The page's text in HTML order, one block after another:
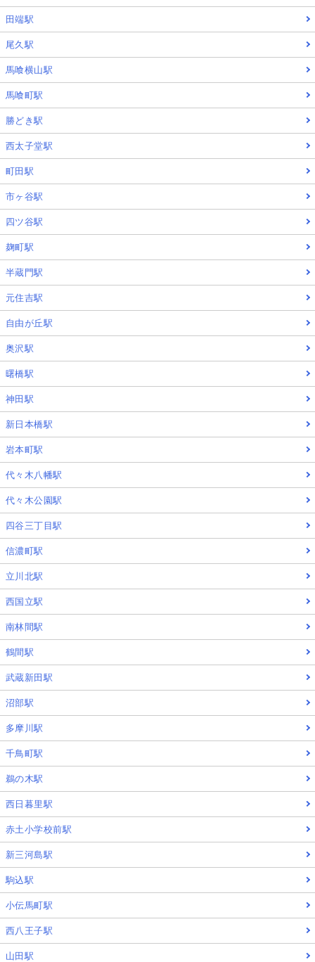
田端駅
尾久駅
馬喰横山駅
馬喰町駅
勝どき駅
西太子堂駅
町田駅
市ヶ谷駅
四ツ谷駅
麹町駅
半蔵門駅
元住吉駅
自由が丘駅
奥沢駅
曙橋駅
神田駅
新日本橋駅
岩本町駅
代々木八幡駅
代々木公園駅
四谷三丁目駅
信濃町駅
立川北駅
西国立駅
南林間駅
鶴間駅
武蔵新田駅
沼部駅
多摩川駅
千鳥町駅
鵜の木駅
西日暮里駅
赤土小学校前駅
新三河島駅
駒込駅
小伝馬町駅
西八王子駅
山田駅